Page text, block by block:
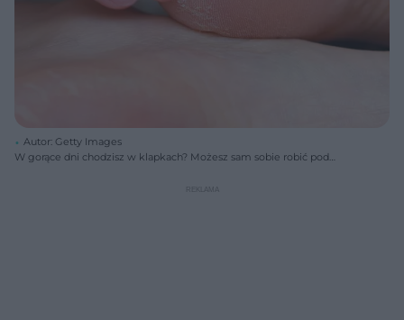
Autor: Getty Images
W gorące dni chodzisz w klapkach? Możesz sam sobie robić pod